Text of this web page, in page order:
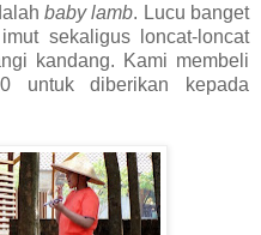
baby lamb. Lucu banget
sekaligus loncat-loncat
kandang. Kami membeli
untuk diberikan kepada